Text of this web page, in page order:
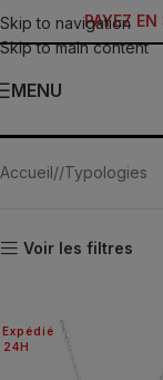
Skip to navigation
Skip to main content
PAYEZ
MENU
Accueil/ Typologies
Voir les filtres
24H
Expédié